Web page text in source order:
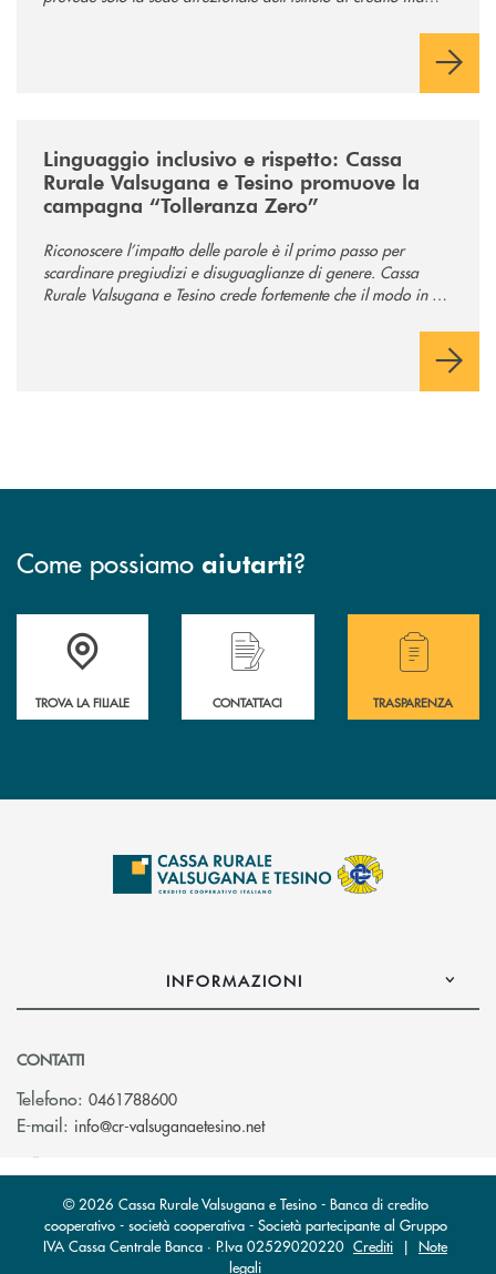
Linguaggio inclusivo e rispetto: Cassa
Rurale Valsugana e Tesino promuove la
campagna “Tolleranza Zero”
Riconoscere l’impatto delle parole è il primo passo per
scardinare pregiudizi e disuguaglianze di genere. Cassa
Rurale Valsugana e Tesino crede fortemente che il modo in cui
Come possiamo aiutarti?
Accedi all' elenco completo delle filiali .
TROVA LA FILIALE
Hai bisogno di assistenza immediata?
CONTATTACI
Hai bisogno di
TRASPARENZA
INFORMAZIONI
CONTATTI
Telefono: 0461788600
E-mail: info@cr-valsuganaetesino.net(si apre l’app di posta
© 2026 Cassa Rurale Valsugana e Tesino - Banca di credito
cooperativo - società cooperativa - Società partecipante al Gruppo
IVA Cassa Centrale Banca · P.Iva 02529020220 Crediti | Note
legali